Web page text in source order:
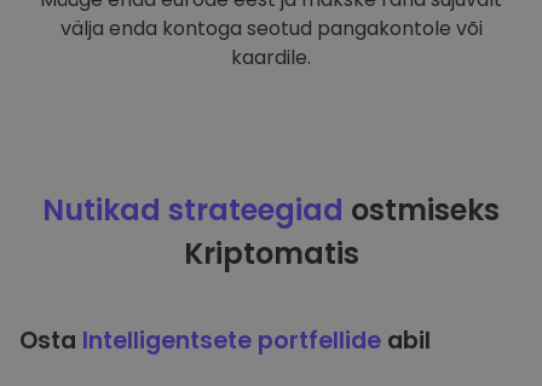
välja enda kontoga seotud pangakontole või
kaardile.
Nutikad strateegiad ostmiseks
Kriptomatis
Osta Intelligentsete portfellide abil